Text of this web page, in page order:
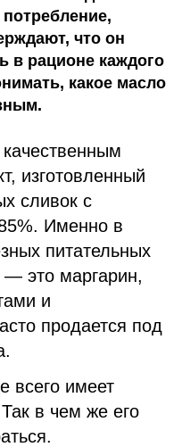
что он
в рационе каждого
какое масло
изготовленный
сливок с
Именно в
питательных
— это маргарин,
и
продается под
всего имеет
в чем же его